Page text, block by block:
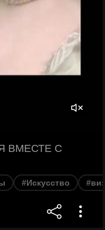
ВМЕСТЕ С
#Искусство